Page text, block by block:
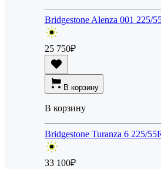
Bridgestone Alenza 001 225/
25 750₽
В корзину
В корзину
Bridgestone Turanza 6 225/
33 100₽